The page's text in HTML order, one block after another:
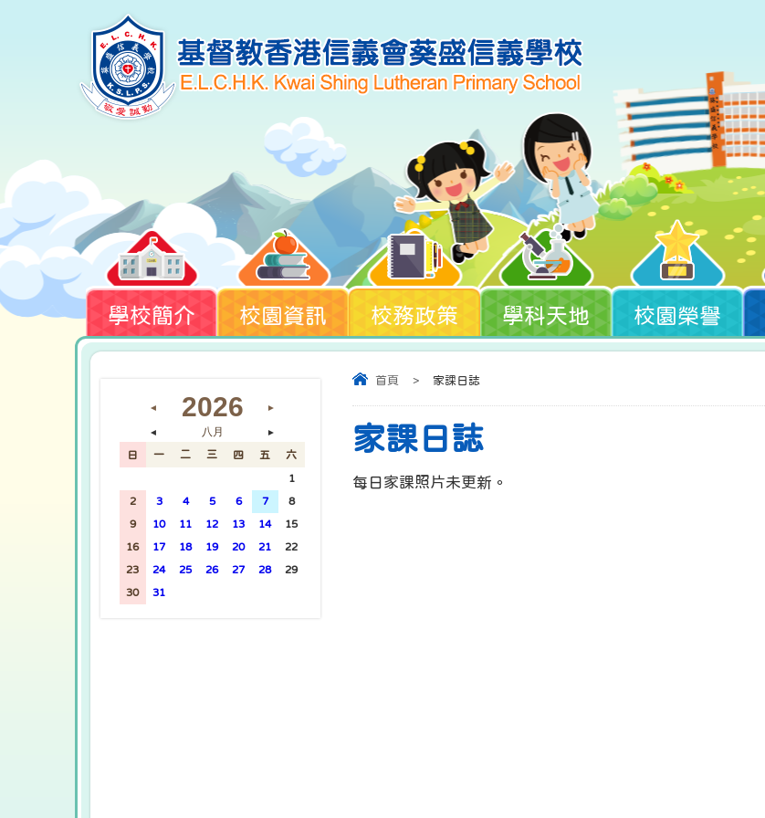
學校簡介 校園資訊 校務政策 學科天地 校園榮譽
首頁 > 家課日誌
家課日誌
每日家課照片未更新。
◄ 2026 ►
◄ 八月 ►
日 一 二 三 四 五 六
1
2 3 4 5 6 7 8
9 10 11 12 13 14 15
16 17 18 19 20 21 22
23 24 25 26 27 28 29
30 31